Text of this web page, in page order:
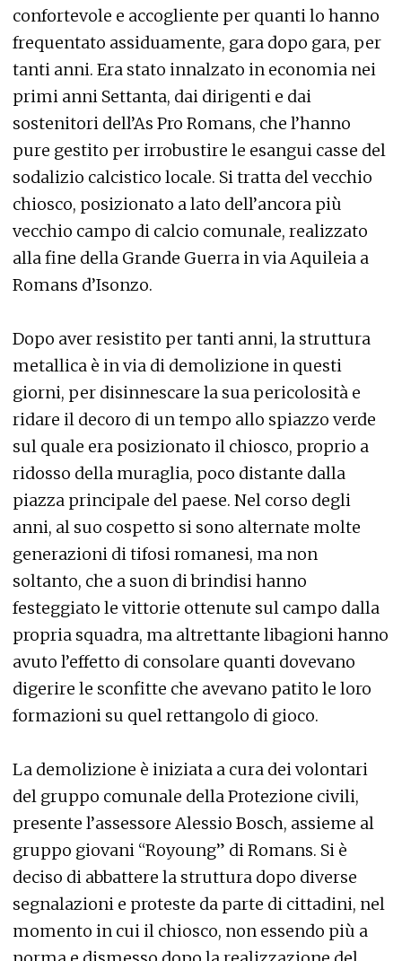
confortevole e accogliente per quanti lo hanno
frequentato assiduamente, gara dopo gara, per
tanti anni. Era stato innalzato in economia nei
primi anni Settanta, dai dirigenti e dai
sostenitori dell’As Pro Romans, che l’hanno
pure gestito per irrobustire le esangui casse del
sodalizio calcistico locale. Si tratta del vecchio
chiosco, posizionato a lato dell’ancora più
vecchio campo di calcio comunale, realizzato
alla fine della Grande Guerra in via Aquileia a
Romans d’Isonzo.
Dopo aver resistito per tanti anni, la struttura
metallica è in via di demolizione in questi
giorni, per disinnescare la sua pericolosità e
ridare il decoro di un tempo allo spiazzo verde
sul quale era posizionato il chiosco, proprio a
ridosso della muraglia, poco distante dalla
piazza principale del paese. Nel corso degli
anni, al suo cospetto si sono alternate molte
generazioni di tifosi romanesi, ma non
soltanto, che a suon di brindisi hanno
festeggiato le vittorie ottenute sul campo dalla
propria squadra, ma altrettante libagioni hanno
avuto l’effetto di consolare quanti dovevano
digerire le sconfitte che avevano patito le loro
formazioni su quel rettangolo di gioco.
La demolizione è iniziata a cura dei volontari
del gruppo comunale della Protezione civili,
presente l’assessore Alessio Bosch, assieme al
gruppo giovani “Royoung” di Romans. Si è
deciso di abbattere la struttura dopo diverse
segnalazioni e proteste da parte di cittadini, nel
momento in cui il chiosco, non essendo più a